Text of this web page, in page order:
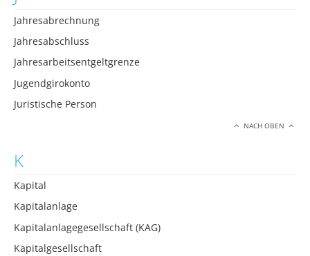
Jahresabrechnung
Jahresabschluss
Jahresarbeitsentgeltgrenze
Jugendgirokonto
Juristische Person
NACH OBEN
K
Kapital
Kapitalanlage
Kapitalanlagegesellschaft (KAG)
Kapitalgesellschaft